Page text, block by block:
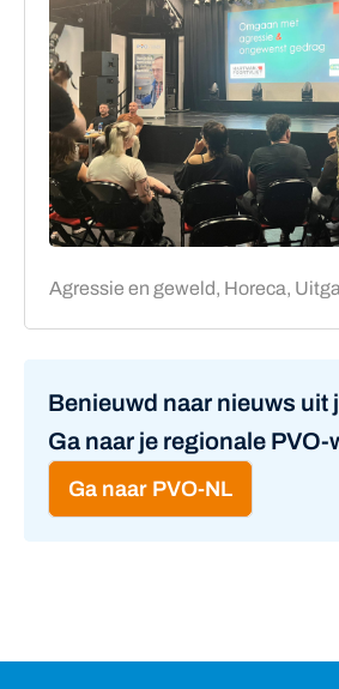
Agressie en geweld, Horeca,
Benieuwd naar nieuws uit
Ga naar je regionale PVO-
Ga naar PVO-NL